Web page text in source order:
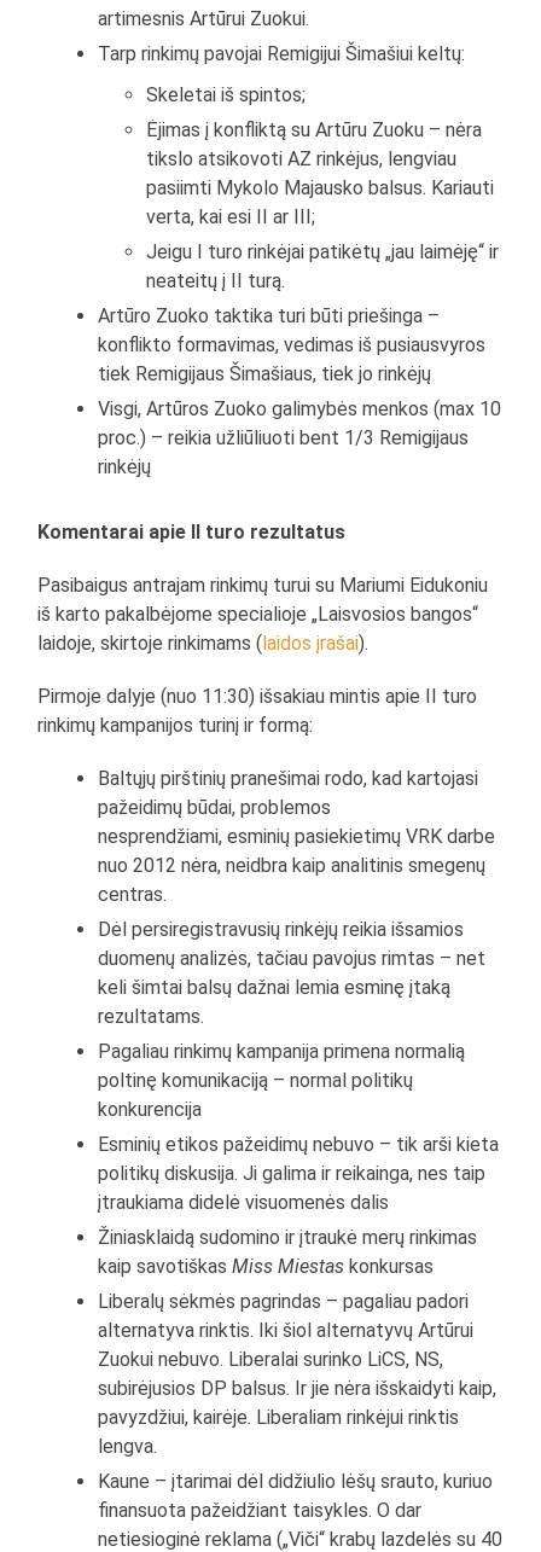
artimesnis Artūrui Zuokui.
Tarp rinkimų pavojai Remigijui Šimašiui keltų:
Skeletai iš spintos;
Ėjimas į konfliktą su Artūru Zuoku – nėra
tikslo atsikovoti AZ rinkėjus, lengviau
pasiimti Mykolo Majausko balsus. Kariauti
verta, kai esi II ar III;
Jeigu I turo rinkėjai patikėtų „jau laimėję“ ir
neateitų į II turą.
Artūro Zuoko taktika turi būti priešinga –
konflikto formavimas, vedimas iš pusiausvyros
tiek Remigijaus Šimašiaus, tiek jo rinkėjų
Visgi, Artūros Zuoko galimybės menkos (max 10
proc.) – reikia užliūliuoti bent 1/3 Remigijaus
rinkėjų
Komentarai apie II turo rezultatus
Pasibaigus antrajam rinkimų turui su Mariumi Eidukoniu
iš karto pakalbėjome specialioje „Laisvosios bangos“
laidoje, skirtoje rinkimams (laidos įrašai).
Pirmoje dalyje (nuo 11:30) išsakiau mintis apie II turo
rinkimų kampanijos turinį ir formą:
Baltųjų pirštinių pranešimai rodo, kad kartojasi
pažeidimų būdai, problemos
nesprendžiami, esminių pasiekietimų VRK darbe
nuo 2012 nėra, neidbra kaip analitinis smegenų
centras.
Dėl persiregistravusių rinkėjų reikia išsamios
duomenų analizės, tačiau pavojus rimtas – net
keli šimtai balsų dažnai lemia esminę įtaką
rezultatams.
Pagaliau rinkimų kampanija primena normalią
poltinę komunikaciją – normal politikų
konkurencija
Esminių etikos pažeidimų nebuvo – tik arši kieta
politikų diskusija. Ji galima ir reikainga, nes taip
įtraukiama didelė visuomenės dalis
Žiniasklaidą sudomino ir įtraukė merų rinkimas
kaip savotiškasMiss Miestas konkursas
Liberalų sėkmės pagrindas – pagaliau padori
alternatyva rinktis. Iki šiol alternatyvų Artūrui
Zuokui nebuvo. Liberalai surinko LiCS, NS,
subirėjusios DP balsus. Ir jie nėra išskaidyti kaip,
pavyzdžiui, kairėje. Liberaliam rinkėjui rinktis
lengva.
Kaune – įtarimai dėl didžiulio lėšų srauto, kuriuo
finansuota pažeidžiant taisykles. O dar
netiesioginė reklama („Viči“ krabų lazdelės su 40